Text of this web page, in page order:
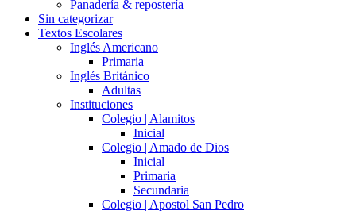
Panadería & repostería
Sin categorizar
Textos Escolares
Inglés Americano
Primaria
Inglés Británico
Adultas
Instituciones
Colegio | Alamitos
Inicial
Colegio | Amado de Dios
Inicial
Primaria
Secundaria
Colegio | Apostol San Pedro